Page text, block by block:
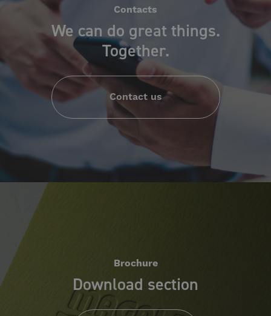
Contacts
We can do great things.
Together.
Contact us
Brochure
Download section